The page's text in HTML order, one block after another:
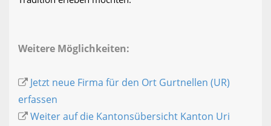
Weitere Möglichkeiten:
Jetzt neue Firma für den Ort Gurtnellen (UR)
erfassen
Weiter auf die Kantonsübersicht Kanton Uri